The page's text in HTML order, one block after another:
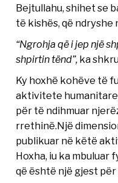
Bejtullahu, shihet se
të kishës, që
“Ngrohja që i jep një
shpirtin tënd”, ka
Ky hoxhë kohëve të
aktivitete
për të ndihmuar
rrethinë.Një
publikuar në këtë
Hoxha, iu ka mbuluar
që është një gjest